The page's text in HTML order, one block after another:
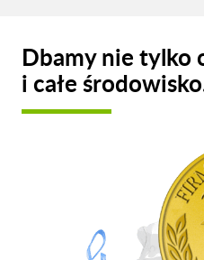
Dbamy nie tylko
i całe